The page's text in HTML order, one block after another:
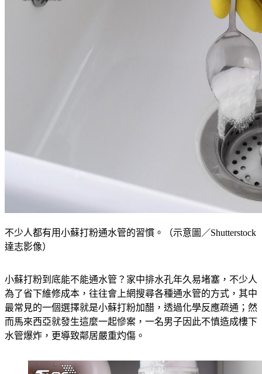
不少人都有用小蘇打粉通水管的習慣。（示意圖／Shutterstock
達志影像）
小蘇打粉到底能不能通水管？家中排水孔年久易堵塞，不少人
為了省下維修成本，往往會上網搜尋各種通水管的方式，其中
最常見的一個選擇就是小蘇打粉加醋，透過化學反應疏通；然
而馬來西亞就發生這麼一起慘案，一名男子因此不慎造成樓下
水管爆炸，更導致鄰居嚴重灼傷。